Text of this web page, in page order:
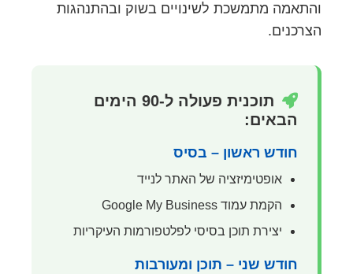
והתאמה מתמשכת לשינויים בשוק ובהתנהגות
הצרכנים.
תוכנית פעולה ל-90 הימים
הבאים:
חודש ראשון – בסיס
אופטימיזציה של האתר לנייד
הקמת עמוד Google My Business
יצירת תוכן בסיסי לפלטפורמות העיקריות
חודש שני – תוכן ומעורבות